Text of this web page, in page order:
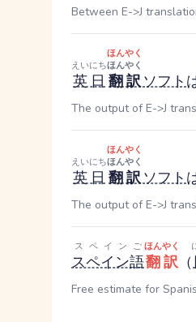
Between E->J
英日
えいにち
翻訳
ほんやく
ほんやく
ソフト
The output of E->J
英日
えいにち
翻訳
ほんやく
ほんやく
ソフト
The output of E->J
スペイン語
スペインご
翻訳
ほんやく
（
Free estimate for